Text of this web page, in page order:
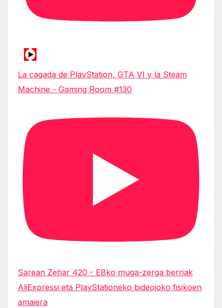
La cagada de PlayStation, GTA VI y la Steam
Machine - Gaming Room #130
Sarean Zehar 420 - EBko muga-zerga berriak
AliExpressi eta PlayStationeko bideojoko fisikoen
amaiera